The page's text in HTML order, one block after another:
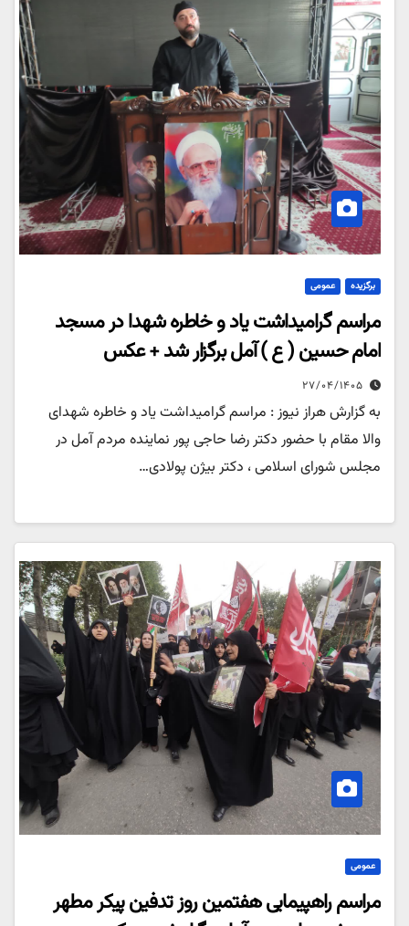
برگزیده عمومی
مراسم گرامیداشت یاد و خاطره شهدا در مسجد
امام حسین ( ع ) آمل برگزار شد + عکس
۲۷/۰۴/۱۴۰۵
به گزارش هراز نیوز : مراسم گرامیداشت یاد و خاطره شهدای
والا مقام با حضور دکتر رضا حاجی پور نماینده مردم آمل در
مجلس شورای اسلامی ، دکتر بیژن پولادی…
عمومی
مراسم راهپیمایی هفتمین روز تدفین پیکر مطهر